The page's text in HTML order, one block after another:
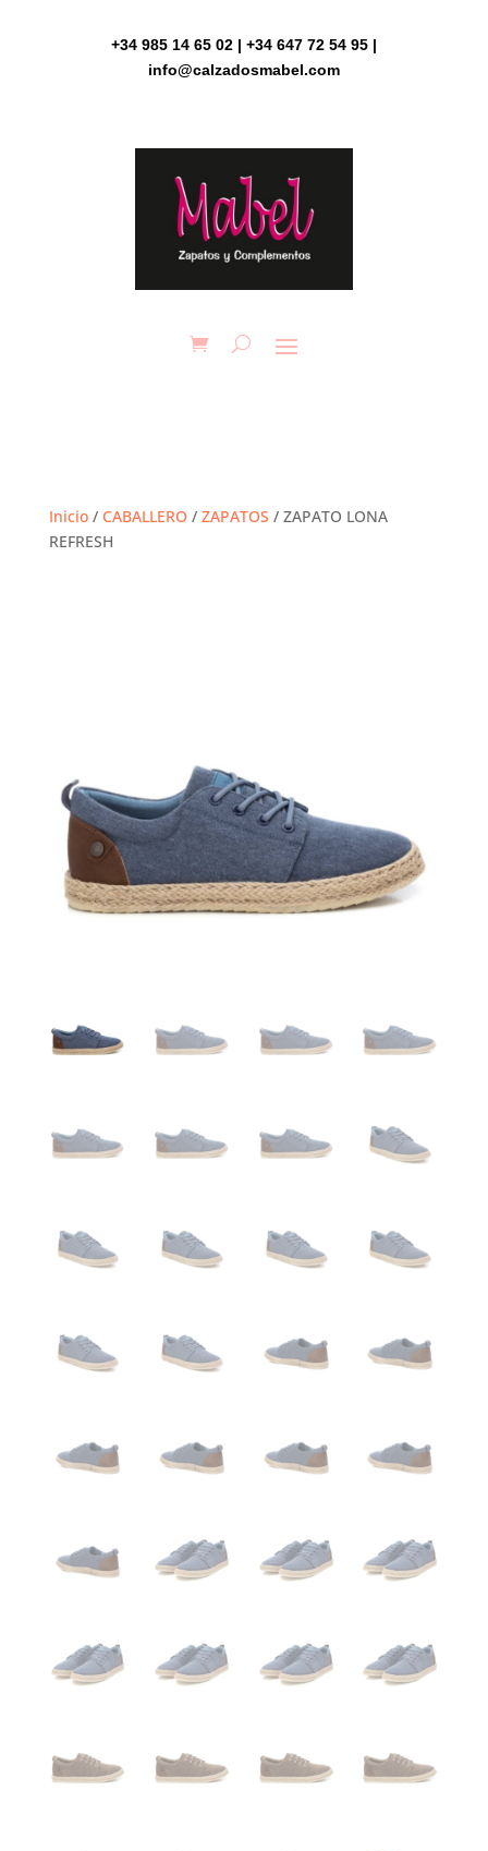
+34 985 14 65 02 | +34 647 72 54 95 |
info@calzadosmabel.com
Inicio/ CABALLERO / ZAPATOS / ZAPATO LONA
REFRESH